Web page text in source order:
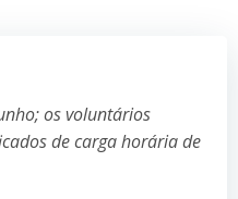
os voluntários
de carga horária de